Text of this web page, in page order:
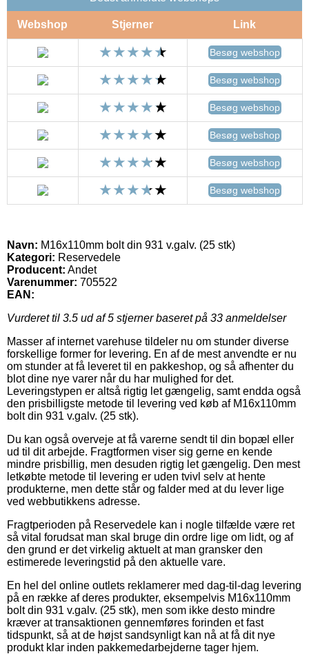
Webshop Stjerner Link
Besøg webshop
Besøg webshop
Besøg webshop
Besøg webshop
Besøg webshop
Besøg webshop
Navn: M16x110mm bolt din 931 v.galv. (25 stk)
Kategori: Reservedele
Producent: Andet
Varenummer: 705522
EAN:
Vurderet til 3.5 ud af 5 stjerner baseret på 33 anmeldelser
Masser af internet varehuse tildeler nu om stunder diverse
forskellige former for levering. En af de mest anvendte er nu
om stunder at få leveret til en pakkeshop, og så afhenter du
blot dine nye varer når du har mulighed for det.
Leveringstypen er altså rigtig let gængelig, samt endda også
den prisbilligste metode til levering ved køb af M16x110mm
bolt din 931 v.galv. (25 stk).
Du kan også overveje at få varerne sendt til din bopæl eller
ud til dit arbejde. Fragtformen viser sig gerne en kende
mindre prisbillig, men desuden rigtig let gængelig. Den mest
letkøbte metode til levering er uden tvivl selv at hente
produkterne, men dette står og falder med at du lever lige
ved webbutikkens adresse.
Fragtperioden på Reservedele kan i nogle tilfælde være ret
så vital forudsat man skal bruge din ordre lige om lidt, og af
den grund er det virkelig aktuelt at man gransker den
estimerede leveringstid på den aktuelle vare.
En hel del online outlets reklamerer med dag-til-dag levering
på en række af deres produkter, eksempelvis M16x110mm
bolt din 931 v.galv. (25 stk), men som ikke desto mindre
kræver at transaktionen gennemføres forinden et fast
tidspunkt, så at de højst sandsynligt kan nå at få dit nye
produkt klar inden pakkemedarbejderne tager hjem.